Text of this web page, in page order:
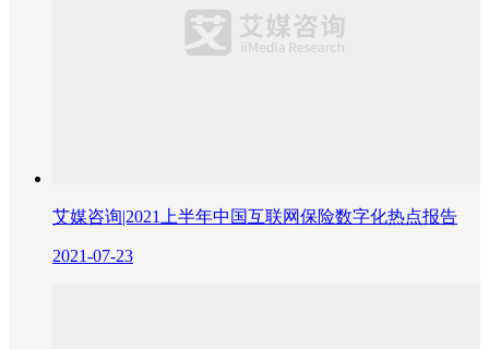
艾媒咨询|2021上半年中国互联网保险数字化热点报告
2021-07-23